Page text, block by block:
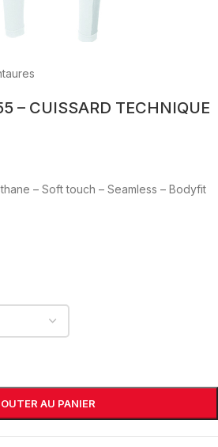
– CUISSARD TECHNIQUE
– Soft touch – Seamless – Bodyfit
AU PANIER